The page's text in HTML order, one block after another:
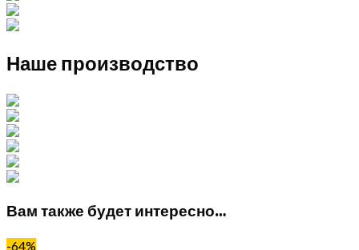
Наше производство
Вам также будет интересно…
-64%